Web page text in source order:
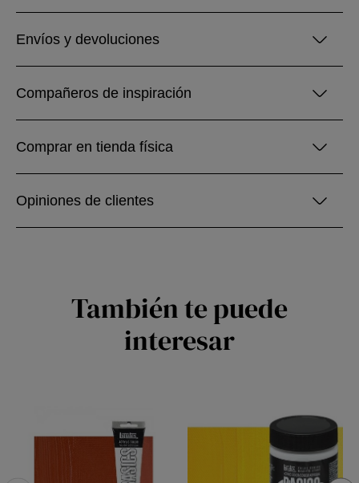
Envíos y devoluciones
Compañeros de inspiración
Comprar en tienda física
Opiniones de clientes
También te puede
interesar